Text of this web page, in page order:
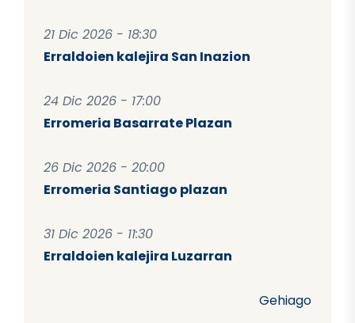
21 Dic 2026 - 18:30
Erraldoien kalejira San Inazion
24 Dic 2026 - 17:00
Erromeria Basarrate Plazan
26 Dic 2026 - 20:00
Erromeria Santiago plazan
31 Dic 2026 - 11:30
Erraldoien kalejira Luzarran
Gehiago